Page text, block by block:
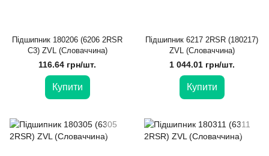
Підшипник 180206 (6206 2RSR
C3) ZVL (Словаччина)
116.64 грн/шт.
Купити
Підшипник 6217 2RSR (180217)
ZVL (Словаччина)
1 044.01 грн/шт.
Купити